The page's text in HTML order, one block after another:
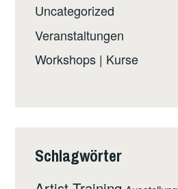
Uncategorized
Veranstaltungen
Workshops | Kurse
Schlagwörter